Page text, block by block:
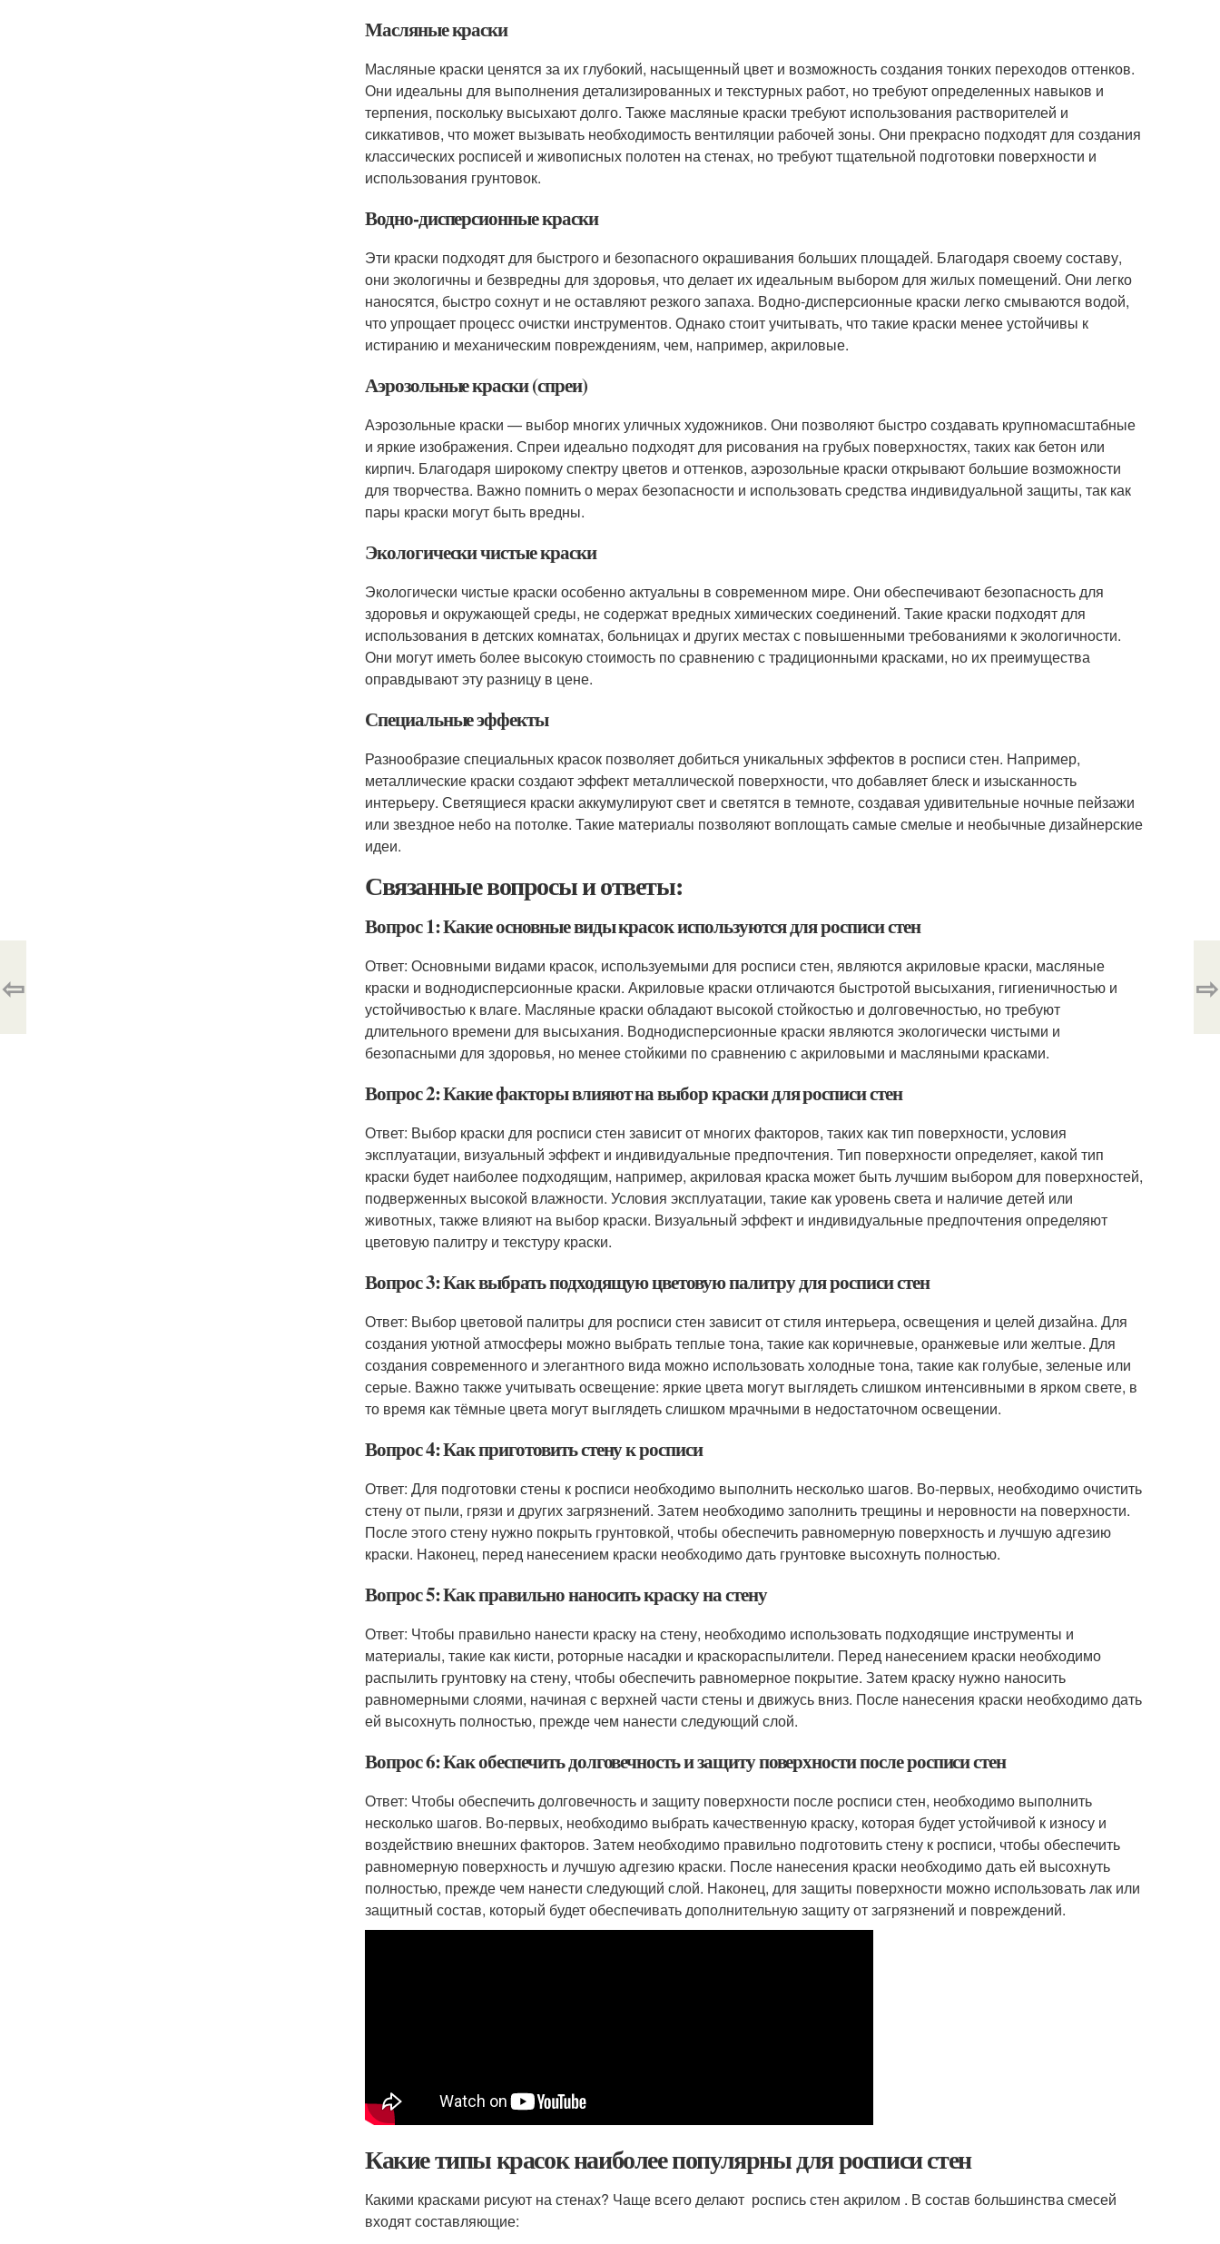
Масляные краски
Масляные краски ценятся за их глубокий, насыщенный цвет и возможность создания тонких переходов оттенков.
Они идеальны для выполнения детализированных и текстурных работ, но требуют определенных навыков и
терпения, поскольку высыхают долго. Также масляные краски требуют использования растворителей и
сиккативов, что может вызывать необходимость вентиляции рабочей зоны. Они прекрасно подходят для создания
классических росписей и живописных полотен на стенах, но требуют тщательной подготовки поверхности и
использования грунтовок.
Водно-дисперсионные краски
Эти краски подходят для быстрого и безопасного окрашивания больших площадей. Благодаря своему составу,
они экологичны и безвредны для здоровья, что делает их идеальным выбором для жилых помещений. Они легко
наносятся, быстро сохнут и не оставляют резкого запаха. Водно-дисперсионные краски легко смываются водой,
что упрощает процесс очистки инструментов. Однако стоит учитывать, что такие краски менее устойчивы к
истиранию и механическим повреждениям, чем, например, акриловые.
Аэрозольные краски (спреи)
Аэрозольные краски — выбор многих уличных художников. Они позволяют быстро создавать крупномасштабные
и яркие изображения. Спреи идеально подходят для рисования на грубых поверхностях, таких как бетон или
кирпич. Благодаря широкому спектру цветов и оттенков, аэрозольные краски открывают большие возможности
для творчества. Важно помнить о мерах безопасности и использовать средства индивидуальной защиты, так как
пары краски могут быть вредны.
Экологически чистые краски
Экологически чистые краски особенно актуальны в современном мире. Они обеспечивают безопасность для
здоровья и окружающей среды, не содержат вредных химических соединений. Такие краски подходят для
использования в детских комнатах, больницах и других местах с повышенными требованиями к экологичности.
Они могут иметь более высокую стоимость по сравнению с традиционными красками, но их преимущества
оправдывают эту разницу в цене.
Специальные эффекты
Разнообразие специальных красок позволяет добиться уникальных эффектов в росписи стен. Например,
металлические краски создают эффект металлической поверхности, что добавляет блеск и изысканность
интерьеру. Светящиеся краски аккумулируют свет и светятся в темноте, создавая удивительные ночные пейзажи
или звездное небо на потолке. Такие материалы позволяют воплощать самые смелые и необычные дизайнерские
идеи.
Связанные вопросы и ответы:
Вопрос 1: Какие основные виды красок используются для росписи стен
Ответ: Основными видами красок, используемыми для росписи стен, являются акриловые краски, масляные
краски и воднодисперсионные краски. Акриловые краски отличаются быстротой высыхания, гигиеничностью и
устойчивостью к влаге. Масляные краски обладают высокой стойкостью и долговечностью, но требуют
длительного времени для высыхания. Воднодисперсионные краски являются экологически чистыми и
безопасными для здоровья, но менее стойкими по сравнению с акриловыми и масляными красками.
Вопрос 2: Какие факторы влияют на выбор краски для росписи стен
Ответ: Выбор краски для росписи стен зависит от многих факторов, таких как тип поверхности, условия
эксплуатации, визуальный эффект и индивидуальные предпочтения. Тип поверхности определяет, какой тип
краски будет наиболее подходящим, например, акриловая краска может быть лучшим выбором для поверхностей,
подверженных высокой влажности. Условия эксплуатации, такие как уровень света и наличие детей или
животных, также влияют на выбор краски. Визуальный эффект и индивидуальные предпочтения определяют
цветовую палитру и текстуру краски.
Вопрос 3: Как выбрать подходящую цветовую палитру для росписи стен
Ответ: Выбор цветовой палитры для росписи стен зависит от стиля интерьера, освещения и целей дизайна. Для
создания уютной атмосферы можно выбрать теплые тона, такие как коричневые, оранжевые или желтые. Для
создания современного и элегантного вида можно использовать холодные тона, такие как голубые, зеленые или
серые. Важно также учитывать освещение: яркие цвета могут выглядеть слишком интенсивными в ярком свете, в
то время как тёмные цвета могут выглядеть слишком мрачными в недостаточном освещении.
Вопрос 4: Как приготовить стену к росписи
Ответ: Для подготовки стены к росписи необходимо выполнить несколько шагов. Во-первых, необходимо очистить
стену от пыли, грязи и других загрязнений. Затем необходимо заполнить трещины и неровности на поверхности.
После этого стену нужно покрыть грунтовкой, чтобы обеспечить равномерную поверхность и лучшую адгезию
краски. Наконец, перед нанесением краски необходимо дать грунтовке высохнуть полностью.
Вопрос 5: Как правильно наносить краску на стену
Ответ: Чтобы правильно нанести краску на стену, необходимо использовать подходящие инструменты и
материалы, такие как кисти, роторные насадки и краскораспылители. Перед нанесением краски необходимо
распылить грунтовку на стену, чтобы обеспечить равномерное покрытие. Затем краску нужно наносить
равномерными слоями, начиная с верхней части стены и движусь вниз. После нанесения краски необходимо дать
ей высохнуть полностью, прежде чем нанести следующий слой.
Вопрос 6: Как обеспечить долговечность и защиту поверхности после росписи стен
Ответ: Чтобы обеспечить долговечность и защиту поверхности после росписи стен, необходимо выполнить
несколько шагов. Во-первых, необходимо выбрать качественную краску, которая будет устойчивой к износу и
воздействию внешних факторов. Затем необходимо правильно подготовить стену к росписи, чтобы обеспечить
равномерную поверхность и лучшую адгезию краски. После нанесения краски необходимо дать ей высохнуть
полностью, прежде чем нанести следующий слой. Наконец, для защиты поверхности можно использовать лак или
защитный состав, который будет обеспечивать дополнительную защиту от загрязнений и повреждений.
Какие типы красок наиболее популярны для росписи стен
Какими красками рисуют на стенах? Чаще всего делают роспись стен акрилом . В состав большинства смесей
входят составляющие:
⇦ ⇨